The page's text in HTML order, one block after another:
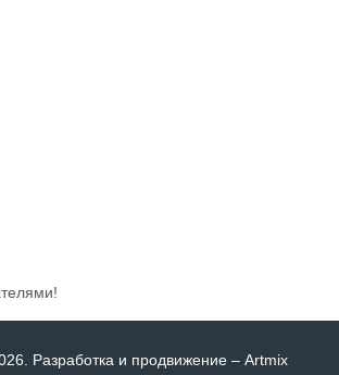
. Разработка и продвижение – Artmix